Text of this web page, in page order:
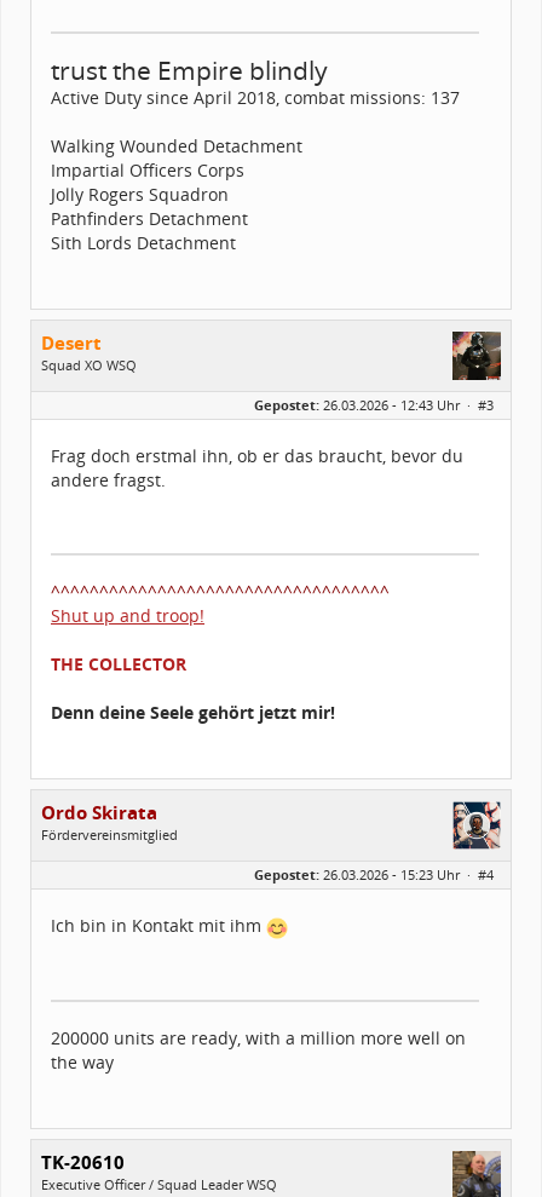
trust the Empire blindly
Active Duty since April 2018, combat missions: 137
Walking Wounded Detachment
Impartial Officers Corps
Jolly Rogers Squadron
Pathfinders Detachment
Sith Lords Detachment
Desert
Squad XO WSQ
Geschlecht:
Homepage:
instagram.com/fox5…
Forenmitglied seit:12 / 2006
Legion-ID:
8646
Gepostet: 26.03.2026 - 12:43 Uhr · #3
Frag doch erstmal ihn, ob er das braucht, bevor du
andere fragst.
^^^^^^^^^^^^^^^^^^^^^^^^^^^^^^^^^^^
Shut up and troop!
THE COLLECTOR
Denn deine Seele gehört jetzt mir!
Ordo Skirata
Fördervereinsmitglied
Beiträge:
89
Legion-ID:
75017
Gepostet: 26.03.2026 - 15:23 Uhr · #4
Ich bin in Kontakt mit ihm
200000 units are ready, with a million more well on
the way
TK-20610
Executive Officer / Squad Leader WSQ